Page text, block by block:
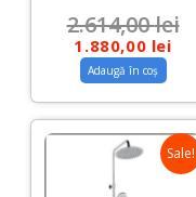
2.614,00lei
1.880,00 lei
Adaugă în coș
Sale!